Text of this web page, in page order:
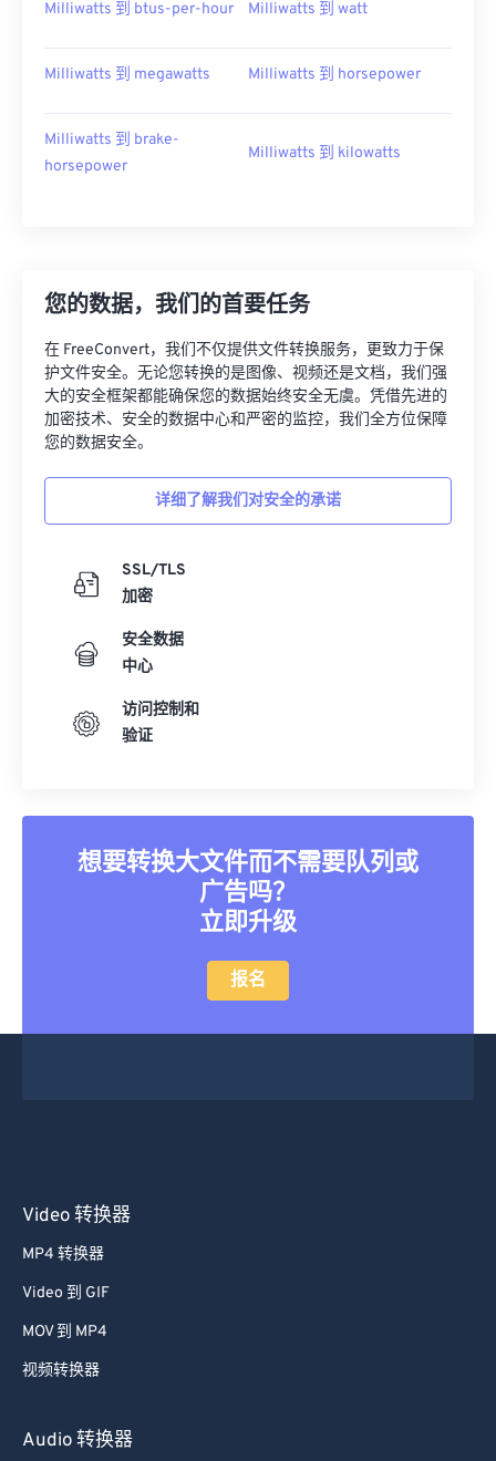
Milliwatts 到 btus-per-hour Milliwatts 到 watt
Milliwatts 到 megawatts Milliwatts 到 horsepower
Milliwatts 到 brake-
horsepower
Milliwatts 到 kilowatts
您的数据，我们的首要任务
在 FreeConvert，我们不仅提供文件转换服务，更致力于保
护文件安全。无论您转换的是图像、视频还是文档，我们强
大的安全框架都能确保您的数据始终安全无虞。凭借先进的
加密技术、安全的数据中心和严密的监控，我们全方位保障
您的数据安全。
详细了解我们对安全的承诺
SSL/TLS
加密
安全数据
中心
访问控制和
验证
想要转换大文件而不需要队列或
广告吗？
立即升级
报名
Video 转换器
MP4 转换器
Video 到 GIF
MOV 到 MP4
视频转换器
Audio 转换器